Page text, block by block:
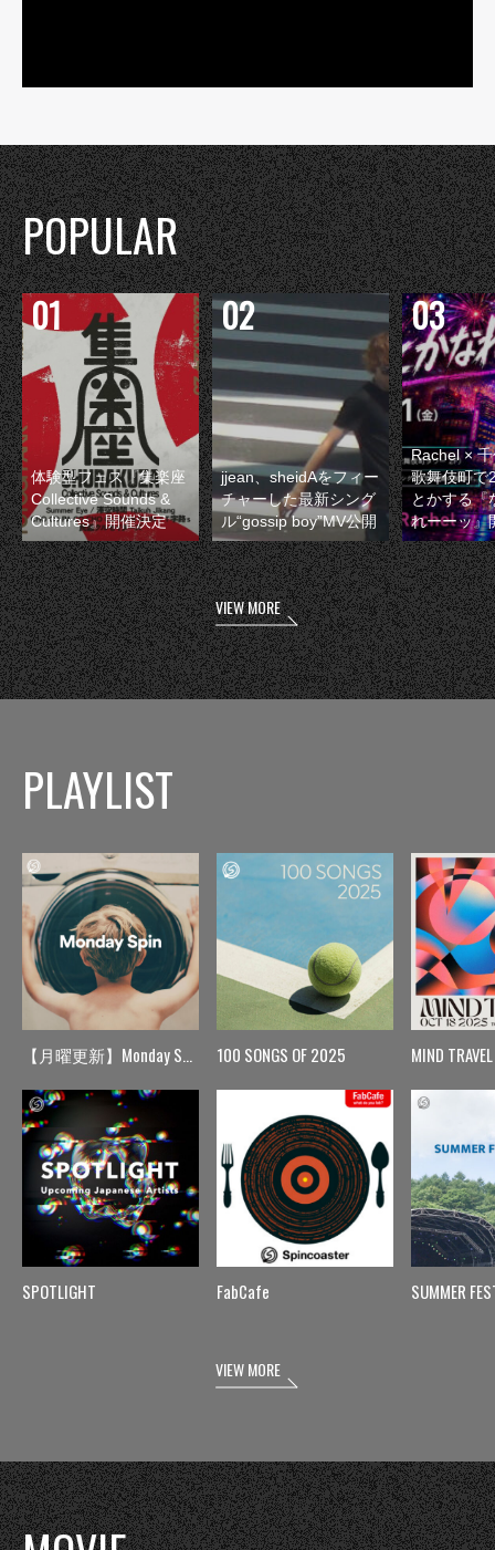
POPULAR
体験型フェス『集楽座
Collective Sounds &
Cultures』開催決定
jjean、sheidAをフィー
チャーした最新シング
ル“gossip boy”MV公開
Rachel ×
歌舞伎町で
とかする『
れーーッ』
VIEW MORE
PLAYLIST
【月曜更新】Monday Spin
SPOTLIGHT
100 SONGS OF 2025
FabCafe
MIND TRAVEL
SUMMER
VIEW MORE